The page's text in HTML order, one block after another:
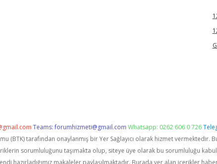
Teams:forumhizmeti@gmail.com Whatsapp: 0262 606 0 726
(BTK) tarafından onaylanmış bir Yer Sağlayıcı olarak hizmet
sorumluluğunu taşımakta olup, siteye üye olarak bu sorumluluğu
hazırladığımız makaleler paylaşılmaktadır. Burada yer alan içerikler